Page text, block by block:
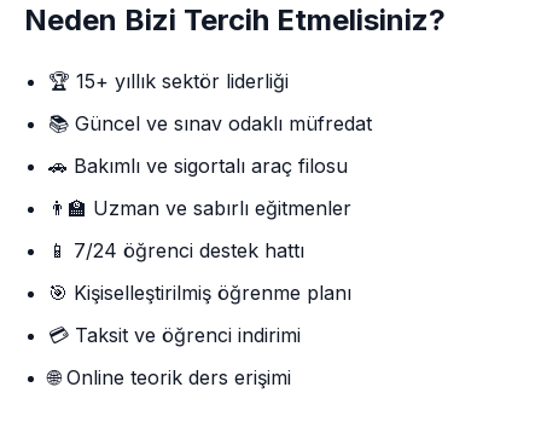
Neden Bizi Tercih Etmelisiniz?
🏆 15+ yıllık sektör liderliği
📚 Güncel ve sınav odaklı müfredat
🚗 Bakımlı ve sigortalı araç filosu
👨‍🏫 Uzman ve sabırlı eğitmenler
📱 7/24 öğrenci destek hattı
🎯 Kişiselleştirilmiş öğrenme planı
💳 Taksit ve öğrenci indirimi
🌐 Online teorik ders erişimi